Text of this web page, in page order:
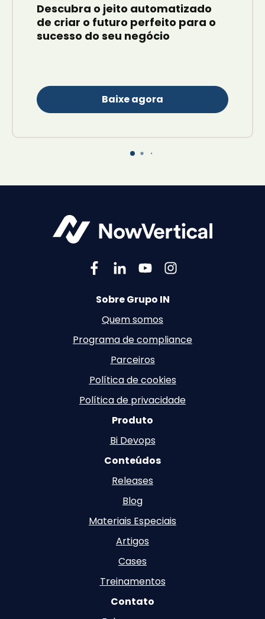
Descubra o jeito automatizado
de criar o futuro perfeito para o
sucesso do seu negócio
Baixe agora
Sobre Grupo IN
Quem somos
Programa de compliance
Parceiros
Política de cookies
Política de privacidade
Produto
Bi Devops
Conteúdos
Releases
Blog
Materiais Especiais
Artigos
Cases
Treinamentos
Contato